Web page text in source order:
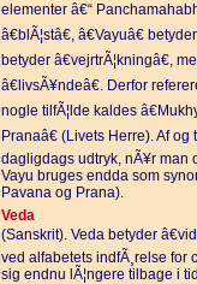
elementer â€“
â€blÃ¦stâ€, â€Vayuâ€
betyder â€vejrtrÃ¦kningâ€,
â€livsÃ¥ndeâ€. Derfor
nogle tilfÃ¦lde kaldes
Pranaâ€ (Livets Herre). Af
dagligdags udtryk, nÃ¥r man
Vayu bruges endda som
Pavana og Prana).
Veda
(Sanskrit). Veda betyder
ved alfabetets indfÃ¸relse for
sig endnu lÃ¦ngere tilbage i